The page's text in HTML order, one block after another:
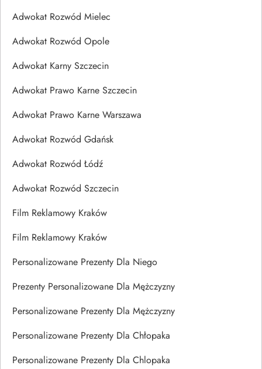
Adwokat Rozwód Mielec
Adwokat Rozwód Opole
Adwokat Karny Szczecin
Adwokat Prawo Karne Szczecin
Adwokat Prawo Karne Warszawa
Adwokat Rozwód Gdańsk
Adwokat Rozwód Łódź
Adwokat Rozwód Szczecin
Film Reklamowy Kraków
Film Reklamowy Kraków
Personalizowane Prezenty Dla Niego
Prezenty Personalizowane Dla Mężczyzny
Personalizowane Prezenty Dla Mężczyzny
Personalizowane Prezenty Dla Chłopaka
Personalizowane Prezenty Dla Chlopaka